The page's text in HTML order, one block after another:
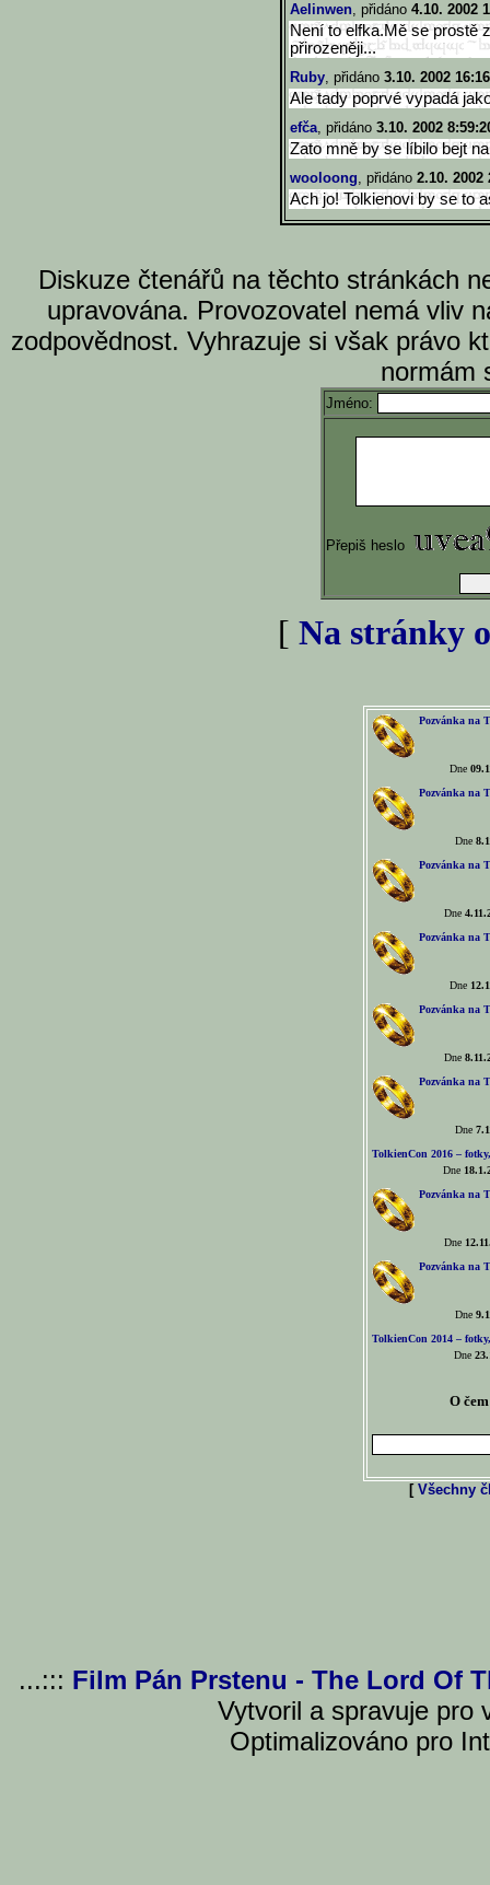
Aelinwen, přidáno 4.10. 2002
Není to elfka.Mě se prostě
přirozeněji...
Ruby, přidáno 3.10. 2002
Ale tady poprvé vypadá
efča, přidáno 3.10. 2002
Zato mně by se líbilo bejt
wooloong, přidáno 2.10. 2002
Ach jo! Tolkienovi by se to
Diskuze čtenářů na těchto stránkách
upravována. Provozovatel nemá vliv
zodpovědnost. Vyhrazuje si však právo
normám
Jméno:
Přepiš heslo
[ Na stránky
Pozvánka na
Dne
Pozvánka na
Dne
Pozvánka na
Dne
Pozvánka na
Dne
Pozvánka na
Dne
Pozvánka na
Dne
TolkienCon 2016 –
Dne
Pozvánka na
Dne
Pozvánka na
Dne
TolkienCon 2014 –
Dne
O
[ Všechny
...::: Film Pán Prstenu - The Lord Of
Vytvoril a spravuje pro
Optimalizováno pro